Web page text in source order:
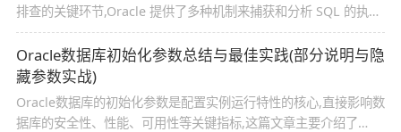
排查的关键环节,Oracle 提供了多种机制来捕获和分析 SQL 的执行
耗时,以下是 常用且实用的方法,需要的朋友可以参考下
Oracle数据库初始化参数总结与最佳实践(部分说明与隐
藏参数实战)
Oracle数据库的初始化参数是配置实例运行特性的核心,直接影响数
据库的安全性、性能、可用性等关键指标,这篇文章主要介绍了